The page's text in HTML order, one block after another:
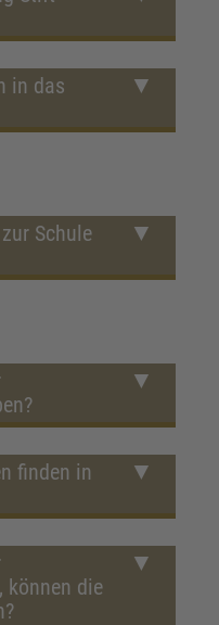
in das
Schule
finden in
können die